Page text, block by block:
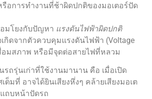
รือการทำงานที่ช้าผิดปกติของมอเตอร์ปัด
อมโยงกับปัญหา แรงดันไฟฟ้าผิดปกติ
กิดจากตัวควบคุมแรงดันไฟฟ้า (Voltage
สื่อมสภาพ หรือมีจุดต่อสายไฟที่หลวม
รถรุ่นเก่าที่ใช้งานมานาน คือ เมื่อเปิด
ต็มที่ อาจได้ยินเสียงหึ่งๆ คล้ายเสียงมอเต
ถบหน้าปัดรถ